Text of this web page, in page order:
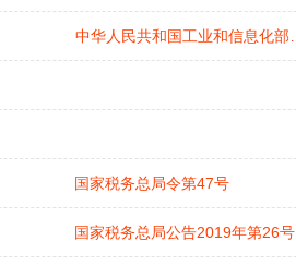
国家税务总局令第47号
国家税务总局公告2019年第26号